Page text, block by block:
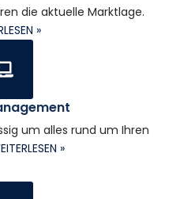
die aktuelle Marktlage.
»
um alles rund um Ihren
»